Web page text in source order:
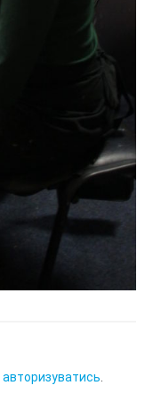
авторизуватись.